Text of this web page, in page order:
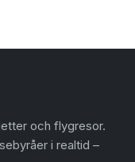
och flygresor.
i realtid –